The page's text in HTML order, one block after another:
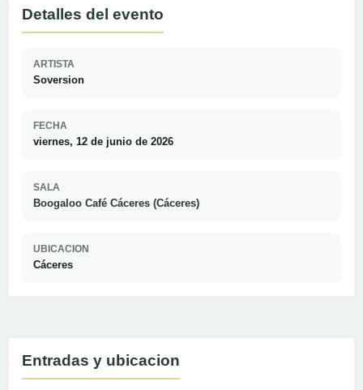
Detalles del evento
ARTISTA
Soversion
FECHA
viernes, 12 de junio de 2026
SALA
Boogaloo Café Cáceres (Cáceres)
UBICACION
Cáceres
Entradas y ubicacion